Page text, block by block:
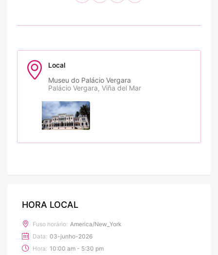
Local
Museu do Palácio Vergara
Palácio Vergara, Viña del Mar
HORA LOCAL
Fuso horário: America/New_York
Data: 03-junho-2026
Hora: 10:00 am - 5:30 pm